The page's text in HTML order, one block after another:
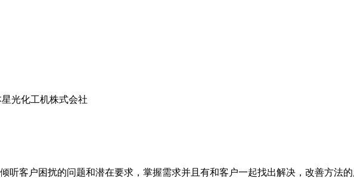
星光化工机株式会社
听客户困扰的问题和潜在要求，掌握需求并且有和客户一起找出解决，改善方法